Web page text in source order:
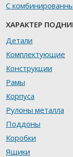
С
ХАРАКТЕР
Детали
Комплектующие
Конструкции
Рамы
Корпуса
Рулоны металла
Поддоны
Коробки
Ящики